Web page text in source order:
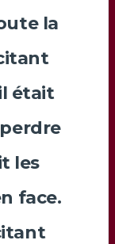
la
était
les
face.